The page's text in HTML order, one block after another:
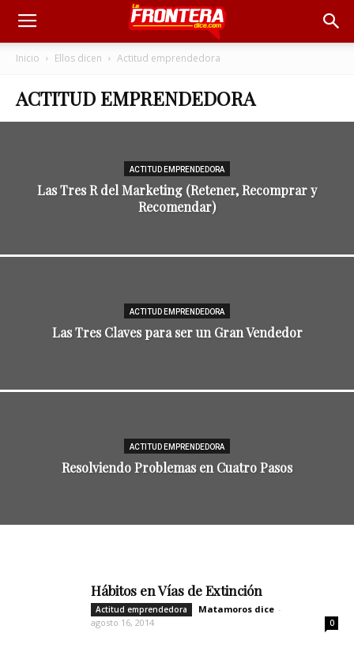
Inicio Ellos dicen Actitud emprendedora
ACTITUD EMPRENDEDORA
ACTITUD EMPRENDEDORA
Las Tres R del Marketing (Retener, Recomprar y
Recomendar)
ACTITUD EMPRENDEDORA
Las Tres Claves para ser un Gran Vendedor
ACTITUD EMPRENDEDORA
Resolviendo Problemas en Cuatro Pasos
Hábitos en Vías de Extinción
Actitud emprendedora Matamoros dice -
agosto 16, 2014
0